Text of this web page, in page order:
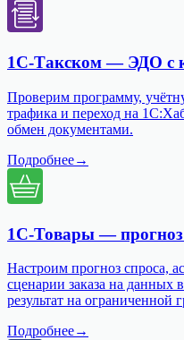
1С-Такском — ЭДО с
Проверим программу,
трафика и переход на
обмен документами.
Подробнее→
1С-Товары — прогноз
Настроим прогноз спроса,
сценарии заказа на данных
результат на ограниченной
Подробнее→